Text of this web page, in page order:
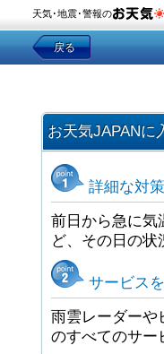
天気･地震･警報の
戻る
お天気JAPAN
詳細な対
前日から急に気
ど、その日の状
サービス
雨雲レーダーや
のすべてのサー